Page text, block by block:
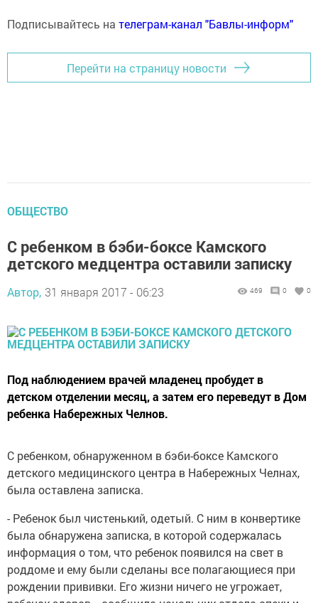
Подписывайтесь на телеграм-канал "Бавлы-информ"
Перейти на страницу новости
ОБЩЕСТВО
С ребенком в бэби-боксе Камского
детского медцентра оставили записку
Автор, 31 января 2017 - 06:23 469 0 0
Под наблюдением врачей младенец пробудет в
детском отделении месяц, а затем его переведут в Дом
ребенка Набережных Челнов.
С ребенком, обнаруженном в бэби-боксе Камского
детского медицинского центра в Набережных Челнах,
была оставлена записка.
- Ребенок был чистенький, одетый. С ним в конвертике
была обнаружена записка, в которой содержалась
информация о том, что ребенок появился на свет в
роддоме и ему были сделаны все полагающиеся при
рождении прививки. Его жизни ничего не угрожает,